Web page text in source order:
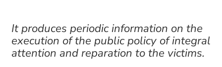
It produces periodic information on the
execution of the public policy of integral
attention and reparation to the victims.